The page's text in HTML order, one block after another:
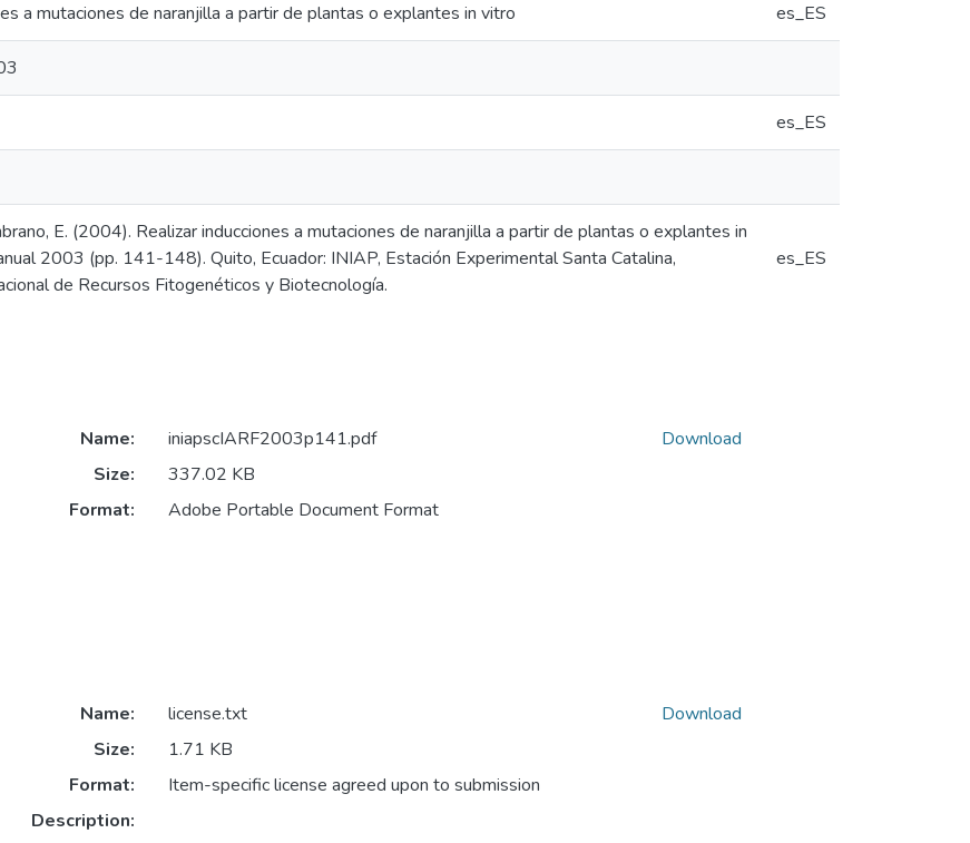
a mutaciones de naranjilla a partir de plantas o explantes in vitro es_ES
es_ES
E. (2004). Realizar inducciones a mutaciones de naranjilla a partir de plantas o explantes in
2003 (pp. 141-148). Quito, Ecuador: INIAP, Estación Experimental Santa Catalina,
de Recursos Fitogenéticos y Biotecnología.
es_ES
Name:
iniapscIARF2003p141.pdf
Size:
337.02 KB
Format:
Adobe Portable Document Format
Download
Name:
license.txt
Size:
1.71 KB
Format:
Item-specific license agreed upon to submission
Description:
Download